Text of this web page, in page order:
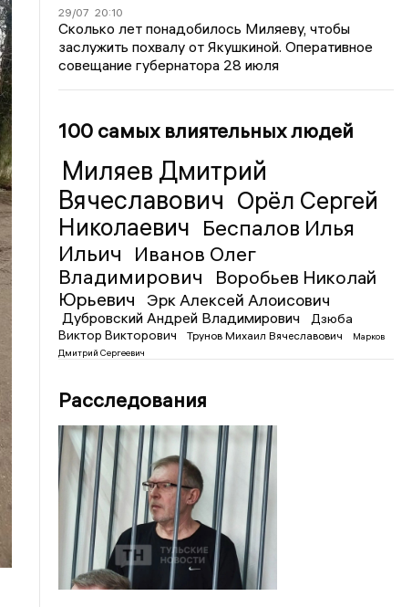
29/07 20:10
Сколько лет понадобилось Миляеву, чтобы
заслужить похвалу от Якушкиной. Оперативное
совещание губернатора 28 июля
100 самых влиятельных людей
Миляев Дмитрий
Вячеславович Орёл Сергей
Николаевич Беспалов Илья
Ильич
Иванов Олег
Владимирович
Воробьев Николай
Юрьевич
Эрк Алексей Алоисович
Дубровский Андрей Владимирович
Дзюба
Виктор Викторович
Трунов Михаил Вячеславович
Марков
Дмитрий Сергеевич
Расследования